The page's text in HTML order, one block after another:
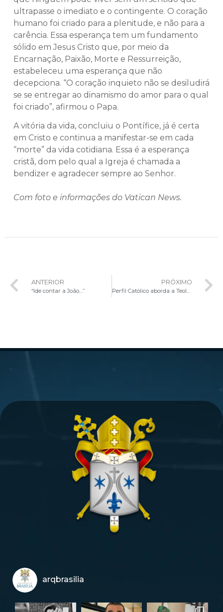
ultrapasse o imediato e o contingente. O coração
humano foi criado para a plenitude, e não para a
carência. Essa esperança tem um fundamento
sólido em Jesus Cristo que, por meio da
Encarnação, Paixão, Morte e Ressurreição,
estabeleceu uma esperança que não
decepciona. “O coração inquieto não se desiludirá
se se entregar ao dinamismo do amor para o qual
foi criado”, afirmou o Papa.
A vitória da vida, concluiu o Pontífice, já é certa
em Cristo e continua a manifestar-se em cada
“morte” da vida cotidiana. Essa é a esperança
cristã, dom pelo qual a Igreja é chamada a
bendizer e agradecer sempre ao Senhor.
Com foto e informações do Vatican News.
ANTERIOR
“Ide contar a João…”
PRÓXIMO
arqbrasilia